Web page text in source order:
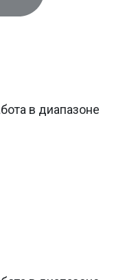
в диапазоне